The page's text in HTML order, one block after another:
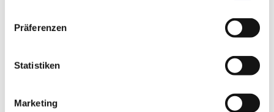
Präferenzen
Statistiken
Marketing
Katholische Kirchengemeinde
Tempelhof-Buckow